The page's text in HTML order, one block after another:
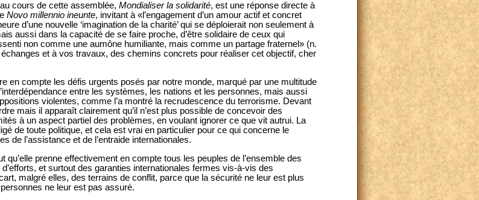
cours de cette assemblée, Mondialiser la solidarité, est une réponse directe à
Novo millennio ineunte, invitant à «l’engagement d’un amour actif et concret
d’une nouvelle ‘imagination de la charité’ qui se déploierait non seulement à
aussi dans la capacité de se faire proche, d’être solidaire de ceux qui
non comme une aumône humiliante, mais comme un partage fraternel» (n.
et à vos travaux, des chemins concrets pour réaliser cet objectif, cher
en compte les défis urgents posés par notre monde, marqué par une multitude
entre les systèmes, les nations et les personnes, mais aussi
violentes, comme l’a montré la recrudescence du terrorisme. Devant
mais il apparaît clairement qu’il n’est plus possible de concevoir des
à un aspect partiel des problèmes, en voulant ignorer ce que vit autrui. La
de toute politique, et cela est vrai en particulier pour ce qui concerne le
de l’assistance et de l’entraide internationales.
qu’elle prenne effectivement en compte tous les peuples de l’ensemble des
et surtout des garanties internationales fermes vis-à-vis des
malgré elles, des terrains de conflit, parce que la sécurité ne leur est plus
ne leur est pas assuré.